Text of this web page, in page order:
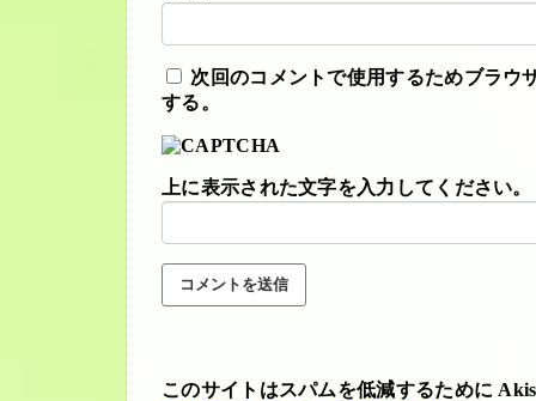
次回のコメントで使用するためブラウ
する。
上に表示された文字を入力してください。
このサイトはスパムを低減するために